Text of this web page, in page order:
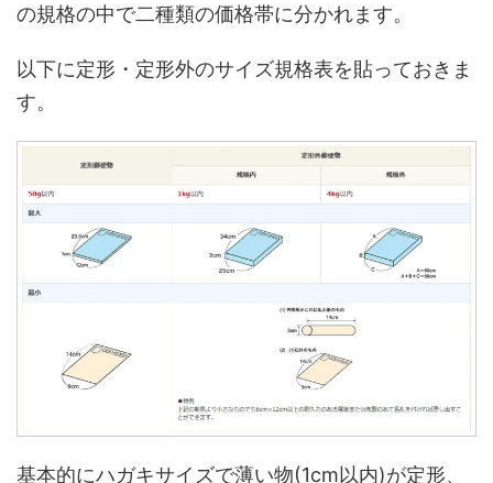
の規格の中で二種類の価格帯に分かれます。
以下に定形・定形外のサイズ規格表を貼っておきま
す。
基本的にハガキサイズで薄い物(1cm以内)が定形、